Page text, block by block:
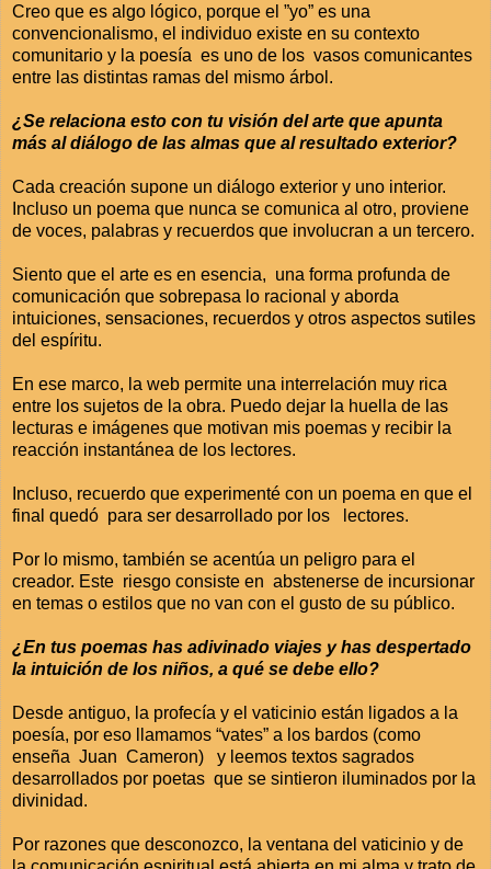
Creo que es algo lógico, porque el ”yo” es una
convencionalismo, el individuo existe en su contexto
comunitario y la poesía es uno de los vasos comunicantes
entre las distintas ramas del mismo árbol.
¿Se relaciona esto con tu visión del arte que apunta
más al diálogo de las almas que al resultado exterior?
Cada creación supone un diálogo exterior y uno interior.
Incluso un poema que nunca se comunica al otro, proviene
de voces, palabras y recuerdos que involucran a un tercero.
Siento que el arte es en esencia, una forma profunda de
comunicación que sobrepasa lo racional y aborda
intuiciones, sensaciones, recuerdos y otros aspectos sutiles
del espíritu.
En ese marco, la web permite una interrelación muy rica
entre los sujetos de la obra. Puedo dejar la huella de las
lecturas e imágenes que motivan mis poemas y recibir la
reacción instantánea de los lectores.
Incluso, recuerdo que experimenté con un poema en que el
final quedó para ser desarrollado por los lectores.
Por lo mismo, también se acentúa un peligro para el
creador. Este riesgo consiste en abstenerse de incursionar
en temas o estilos que no van con el gusto de su público.
¿En tus poemas has adivinado viajes y has despertado
la intuición de los niños, a qué se debe ello?
Desde antiguo, la profecía y el vaticinio están ligados a la
poesía, por eso llamamos “vates” a los bardos (como
enseña Juan Cameron) y leemos textos sagrados
desarrollados por poetas que se sintieron iluminados por la
divinidad.
Por razones que desconozco, la ventana del vaticinio y de